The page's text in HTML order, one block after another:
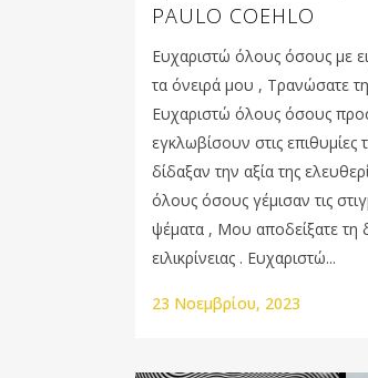
PAULO COEHLO
Ευχαριστώ όλους όσους με
τα όνειρά μου , Τρανώσατε
Ευχαριστώ όλους όσους
εγκλωβίσουν στις
δίδαξαν την αξία της
όλους όσους γέμισαν τις
ψέματα , Μου αποδείξατε τη
ειλικρίνειας . Ευχαριστώ...
23 Νοεμβρίου, 2023